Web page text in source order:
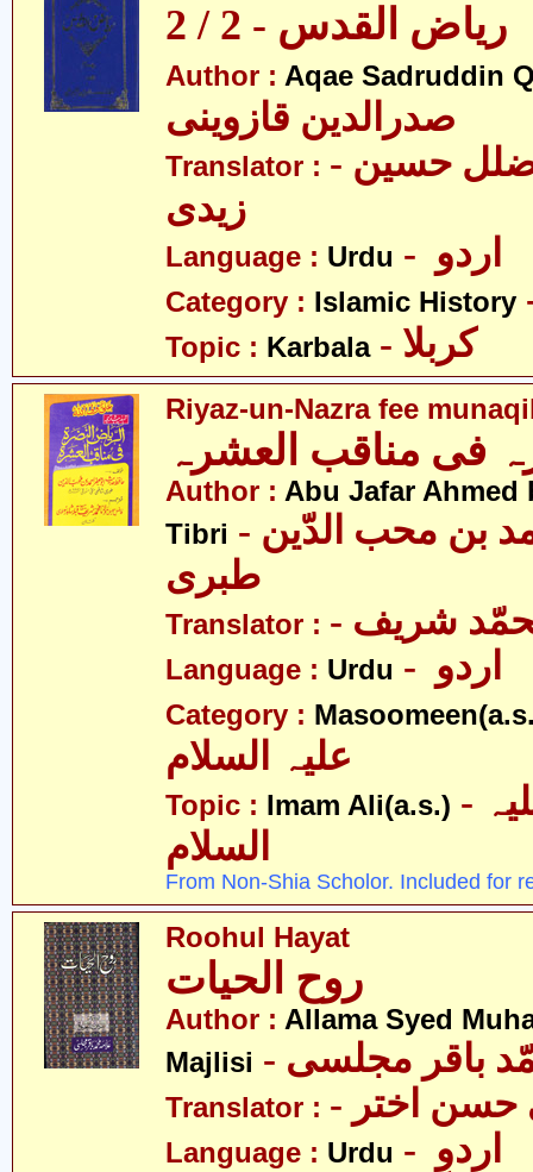
ریاض القدس - 2 / 2
Author : Aqae Sadruddin
Translator : - مولانا سیّد ضلل حسین
زیدی
Language : Urdu
Category : Islamic History
Topic : Karbala - کربلا
Riyaz-un-Nazra fee
فی مناقب العشرہ
Author : Abu Jafar
Tibri - ابو جعفر احمد بن محب الدّین
طبری
Translator : محمّد شریف
Language : Urdu
Category :
Topic : Imam Ali(a.s.) - امام علی علیہ
السلام
From Non-Shia Scholor. Included for
Roohul Hayat
Author : Allama Syed
Majlisi
باقر مجلسی
Translator : حسن اختر
Language : Urdu